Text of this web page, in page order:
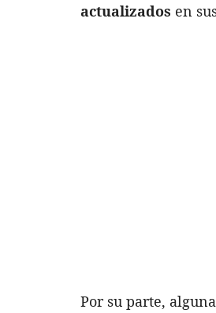
actualizados en
Por su parte,